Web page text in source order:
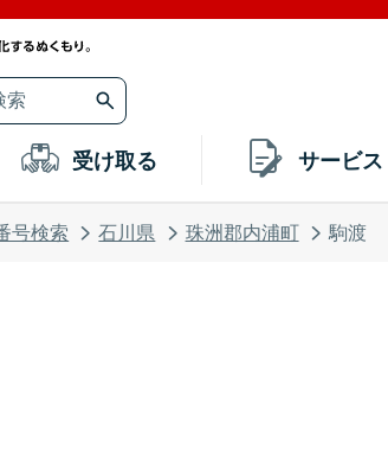
受け取る サービ
号検索 石川県 珠洲郡内浦町 駒渡